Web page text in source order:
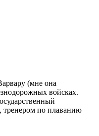
(мне она
войсках.
тренером по плаванию